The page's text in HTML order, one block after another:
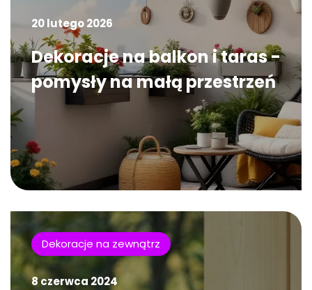
20 lutego 2026
Dekoracje na balkon i taras -
pomysły na małą przestrzeń
Dekoracje na zewnątrz
8 czerwca 2024